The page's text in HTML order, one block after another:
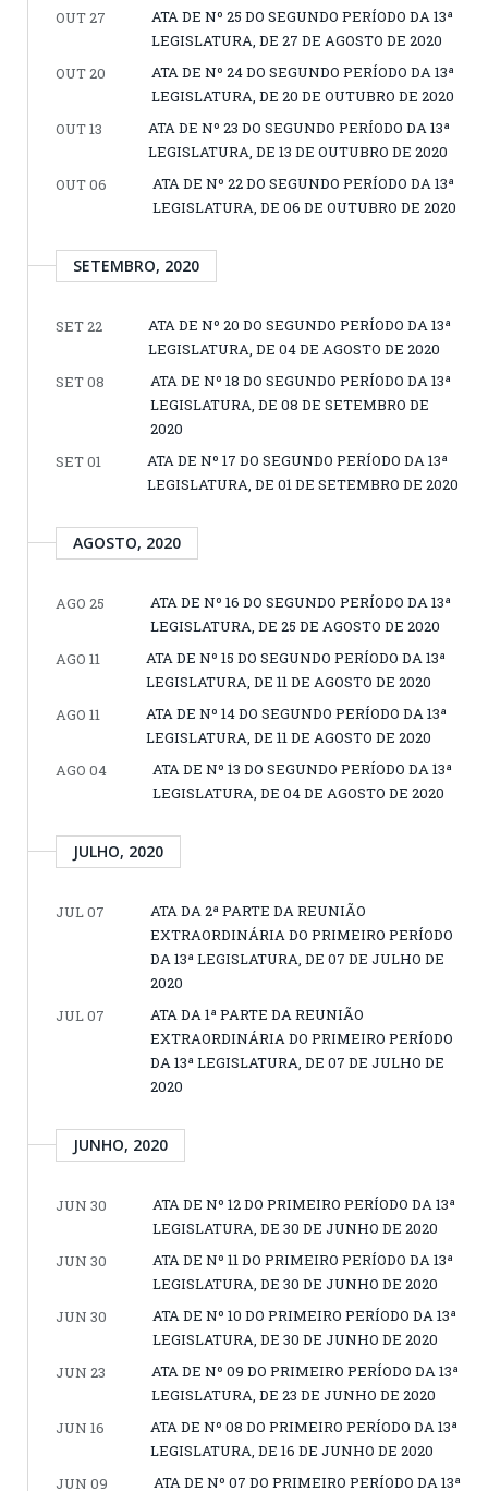
OUT 27
ATA DE Nº 25 DO SEGUNDO PERÍODO DA 13ª
LEGISLATURA, DE 27 DE AGOSTO DE 2020
OUT 20
ATA DE Nº 24 DO SEGUNDO PERÍODO DA 13ª
LEGISLATURA, DE 20 DE OUTUBRO DE 2020
OUT 13
ATA DE Nº 23 DO SEGUNDO PERÍODO DA 13ª
LEGISLATURA, DE 13 DE OUTUBRO DE 2020
OUT 06
ATA DE Nº 22 DO SEGUNDO PERÍODO DA 13ª
LEGISLATURA, DE 06 DE OUTUBRO DE 2020
SETEMBRO, 2020
SET 22
ATA DE Nº 20 DO SEGUNDO PERÍODO DA 13ª
LEGISLATURA, DE 04 DE AGOSTO DE 2020
SET 08
ATA DE Nº 18 DO SEGUNDO PERÍODO DA 13ª
LEGISLATURA, DE 08 DE SETEMBRO DE
2020
SET 01
ATA DE Nº 17 DO SEGUNDO PERÍODO DA 13ª
LEGISLATURA, DE 01 DE SETEMBRO DE 2020
AGOSTO, 2020
AGO 25
ATA DE Nº 16 DO SEGUNDO PERÍODO DA 13ª
LEGISLATURA, DE 25 DE AGOSTO DE 2020
AGO 11
ATA DE Nº 15 DO SEGUNDO PERÍODO DA 13ª
LEGISLATURA, DE 11 DE AGOSTO DE 2020
AGO 11
ATA DE Nº 14 DO SEGUNDO PERÍODO DA 13ª
LEGISLATURA, DE 11 DE AGOSTO DE 2020
AGO 04
ATA DE Nº 13 DO SEGUNDO PERÍODO DA 13ª
LEGISLATURA, DE 04 DE AGOSTO DE 2020
JULHO, 2020
JUL 07
ATA DA 2ª PARTE DA REUNIÃO
EXTRAORDINÁRIA DO PRIMEIRO PERÍODO
DA 13ª LEGISLATURA, DE 07 DE JULHO DE
2020
JUL 07
ATA DA 1ª PARTE DA REUNIÃO
EXTRAORDINÁRIA DO PRIMEIRO PERÍODO
DA 13ª LEGISLATURA, DE 07 DE JULHO DE
2020
JUNHO, 2020
JUN 30
ATA DE Nº 12 DO PRIMEIRO PERÍODO DA 13ª
LEGISLATURA, DE 30 DE JUNHO DE 2020
JUN 30
ATA DE Nº 11 DO PRIMEIRO PERÍODO DA 13ª
LEGISLATURA, DE 30 DE JUNHO DE 2020
JUN 30
ATA DE Nº 10 DO PRIMEIRO PERÍODO DA 13ª
LEGISLATURA, DE 30 DE JUNHO DE 2020
JUN 23
ATA DE Nº 09 DO PRIMEIRO PERÍODO DA 13ª
LEGISLATURA, DE 23 DE JUNHO DE 2020
JUN 16
ATA DE Nº 08 DO PRIMEIRO PERÍODO DA 13ª
LEGISLATURA, DE 16 DE JUNHO DE 2020
JUN 09
ATA DE Nº 07 DO PRIMEIRO PERÍODO DA 13ª